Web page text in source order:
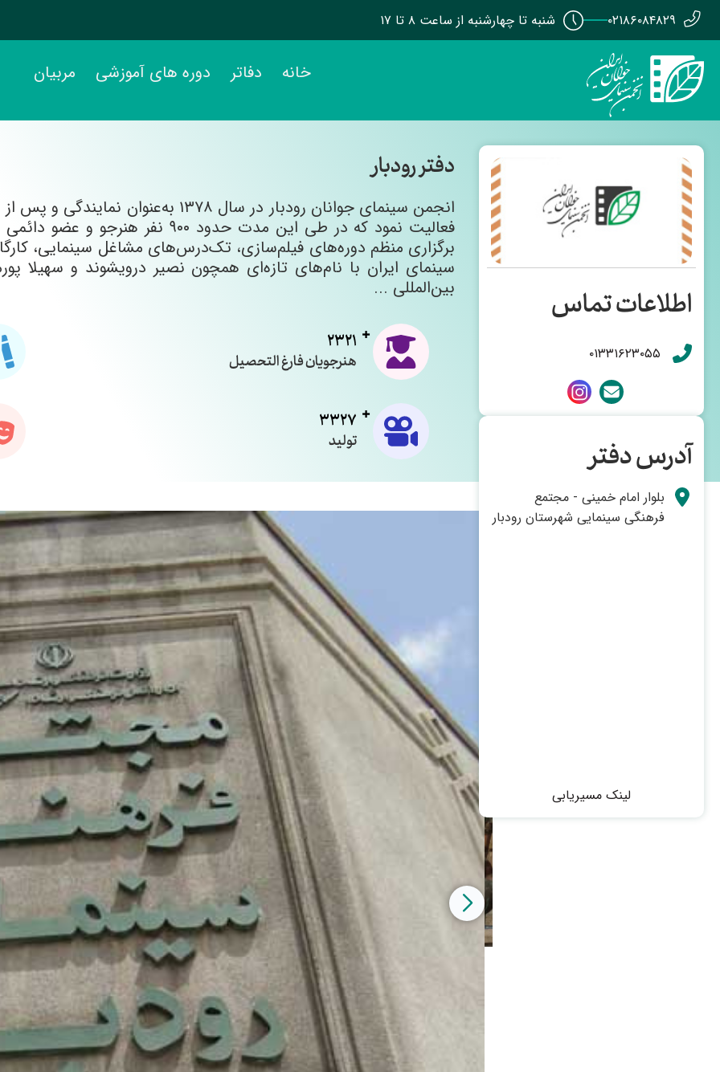
۰۲۱۸۶۰۸۴۸۲۹ شنبه تا چهارشنبه از ساعت ۸ تا ۱۷
خانه دفاتر دوره های آموزشی مربیان
دفتر رودبار
فعالیت نمود که در طی این مدت
برگزاری منظم دوره‌های فیلم‌سازی، تک‌درس‌های مشاغل سینمایی،
سینمای ایران با نام‌های تازه‌ای همچون نصیر درویشوند و
بین‌المللی ...
2321
هنرجویان فارغ التحصیل
3327
تولید
اطلاعات تماس
۰۱۳۳۱۶۲۳۰۵۵
آدرس دفتر
بلوار امام خمینی - مجتمع
فرهنگی سینمایی شهرستان رودبار
لینک مسیریابی